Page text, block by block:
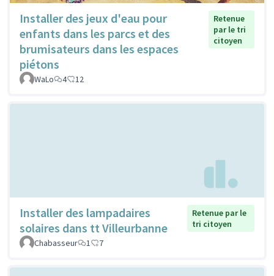
Installer des jeux d'eau pour
enfants dans les parcs et des
brumisateurs dans les espaces
piétons
Retenue
par le tri
citoyen
WaLo 4 12
Installer des lampadaires
solaires dans tt Villeurbanne
Retenue par le
tri citoyen
Chabasseur
1 7